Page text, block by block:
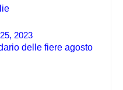
2023
delle fiere agosto